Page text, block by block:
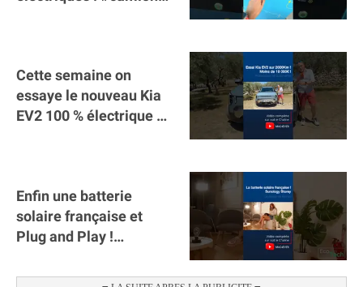
Cette semaine on
essaye le nouveau Kia
EV2 100 % électrique ⚡️!
Enfin une batterie
solaire française et
Plug and Play !
#batterie @gosunology